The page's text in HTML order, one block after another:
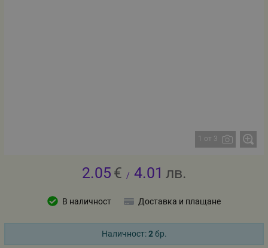
1 от 3
2.05 € / 4.01 лв.
В наличност Доставка и плащане
Наличност:2бр.